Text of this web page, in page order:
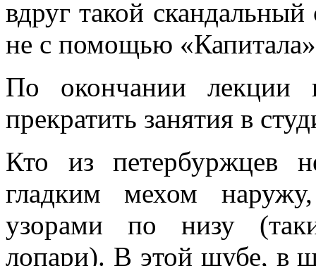
вдруг такой скандальный
не с помощью
По окончании лекции
прекратить занятия в
Кто из петербуржцев
гладким мехом
узорами по низу
лопари). В этой шубе, в